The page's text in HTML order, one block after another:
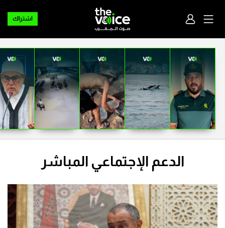
اشتراك
الدعم الإجتماعي المباشر